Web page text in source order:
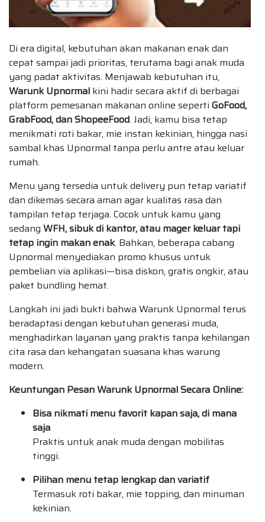
Di era digital, kebutuhan akan makanan enak dan
cepat sampai jadi prioritas, terutama bagi anak muda
yang padat aktivitas. Menjawab kebutuhan itu,
Warunk Upnormal kini hadir secara aktif di berbagai
platform pemesanan makanan online seperti GoFood,
GrabFood, dan ShopeeFood. Jadi, kamu bisa tetap
menikmati roti bakar, mie instan kekinian, hingga nasi
sambal khas Upnormal tanpa perlu antre atau keluar
rumah.
Menu yang tersedia untuk delivery pun tetap variatif
dan dikemas secara aman agar kualitas rasa dan
tampilan tetap terjaga. Cocok untuk kamu yang
sedang WFH, sibuk di kantor, atau mager keluar tapi
tetap ingin makan enak. Bahkan, beberapa cabang
Upnormal menyediakan promo khusus untuk
pembelian via aplikasi—bisa diskon, gratis ongkir, atau
paket bundling hemat.
Langkah ini jadi bukti bahwa Warunk Upnormal terus
beradaptasi dengan kebutuhan generasi muda,
menghadirkan layanan yang praktis tanpa kehilangan
cita rasa dan kehangatan suasana khas warung
modern.
Keuntungan Pesan Warunk Upnormal Secara Online:
Bisa nikmati menu favorit kapan saja, di mana
saja
Praktis untuk anak muda dengan mobilitas
tinggi.
Pilihan menu tetap lengkap dan variatif
Termasuk roti bakar, mie topping, dan minuman
kekinian.